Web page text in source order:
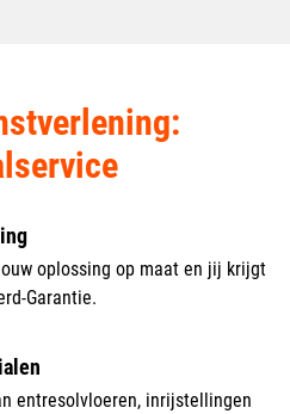
oplossing op maat en jij krijgt
Garantie.
entresolvloeren, inrijstellingen